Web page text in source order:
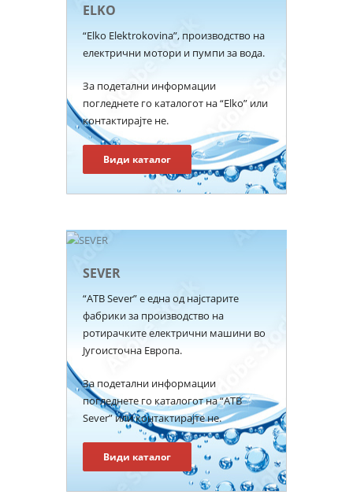
ELKO
“Elko Elektrokovina”, производство на
електрични мотори и пумпи за вода.
За подетални информации
погледнете го каталогот на “Elko” или
контактирајте не.
Види каталог
SEVER
“ATB Sever” е една од најстарите
фабрики за производство на
ротирачките електрични машини во
Југоисточна Европа.
За подетални информации
погледнете го каталогот на “ATB
Sever” или контактирајте не.
Види каталог